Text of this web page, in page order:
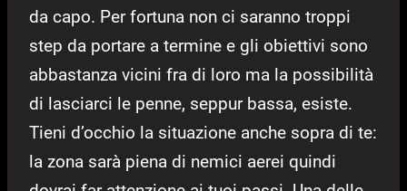
da capo. Per fortuna non ci saranno troppi
step da portare a termine e gli obiettivi sono
abbastanza vicini fra di loro ma la possibilità
di lasciarci le penne, seppur bassa, esiste.
Tieni d’occhio la situazione anche sopra di te:
la zona sarà piena di nemici aerei quindi